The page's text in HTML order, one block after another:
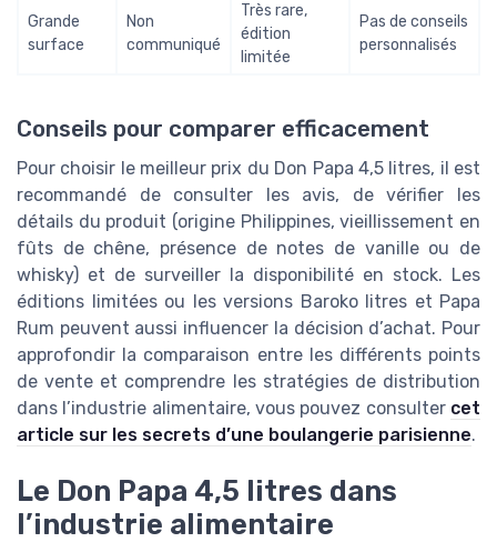
Grande
surface
Non
communiqué
Très rare,
édition
limitée
Pas de conseils
personnalisés
Conseils pour comparer efficacement
Pour choisir le meilleur prix du Don Papa 4,5 litres, il est
recommandé de consulter les avis, de vérifier les
détails du produit (origine Philippines, vieillissement en
fûts de chêne, présence de notes de vanille ou de
whisky) et de surveiller la disponibilité en stock. Les
éditions limitées ou les versions Baroko litres et Papa
Rum peuvent aussi influencer la décision d’achat. Pour
approfondir la comparaison entre les différents points
de vente et comprendre les stratégies de distribution
dans l’industrie alimentaire, vous pouvez consulter cet
article sur les secrets d’une boulangerie parisienne.
Le Don Papa 4,5 litres dans
l’industrie alimentaire